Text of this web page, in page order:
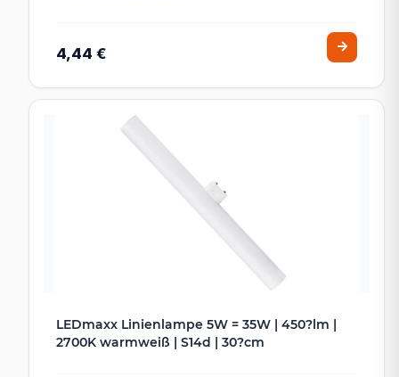
4,44 €
LEDmaxx Linienlampe 5W = 35W | 450?lm |
2700K warmweiß | S14d | 30?cm